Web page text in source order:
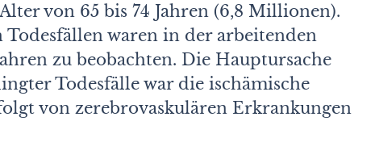
von 65 bis 74 Jahren (6,8 Millionen).
waren in der arbeitenden
zu beobachten. Die Hauptursache
Todesfälle war die ischämische
von zerebrovaskulären Erkrankungen